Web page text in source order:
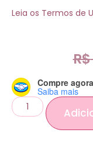
Leia os Termos de
R$
Compre
Saiba mais